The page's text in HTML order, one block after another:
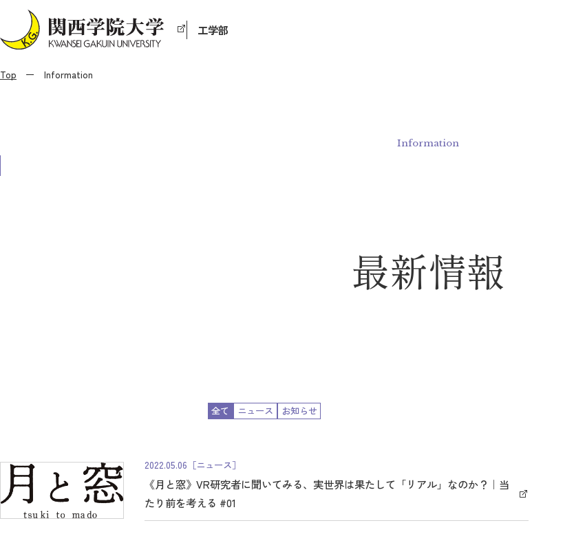
工学部
Top Information
Information
最新情報
全て ニュース お知らせ
2022.05.06 ［ニュース］
《月と窓》VR研究者に聞いてみる、実世界は果たして「リアル」なのか？｜当
たり前を考える #01